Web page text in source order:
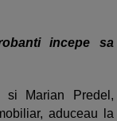
incepe sa
si Marian Predel,
aduceau la